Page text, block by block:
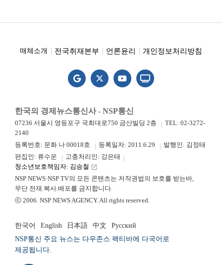
매체소개 전국취재본부 언론윤리 개인정보처리방침
한국의 경제뉴스통신사 - NSP통신
07236 서울시 영등포구 국회대로750 금산빌딩 2층
TEL: 02-3272-
2140
등록번호: 문화 나 00018호
등록일자: 2011.6.29
발행인: 김정태
편집인: 류수운
고충처리인: 강은태
청소년보호책임자: 김승철 launch
NSP NEWS·NSP TV의 모든 콘텐츠는 저작권법의 보호를 받는바,
무단 전재.복사.배포를 금지합니다.
ⓒ 2006. NSP NEWS AGENCY. All rights reserved.
한국어 English 日本語 中文
Русский
NSP통신 주요 뉴스는 다우존스 팩티바에 다국어로
제공됩니다.